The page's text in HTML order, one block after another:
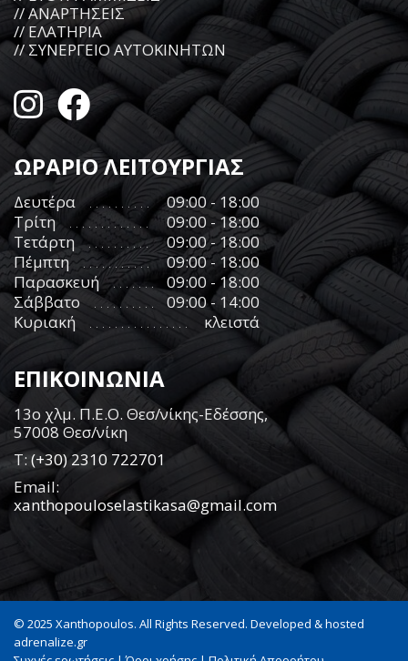
// ΑΝΑΡΤΗΣΕΙΣ
// ΕΛΑΤΗΡΙΑ
// ΣΥΝΕΡΓΕΙΟ ΑΥΤΟΚΙΝΗΤΩΝ
ΩΡΑΡΙΟ ΛΕΙΤΟΥΡΓΙΑΣ
Δευτέρα
09:00 - 18:00
Τρίτη
09:00 - 18:00
Τετάρτη
09:00 - 18:00
Πέμπτη
09:00 - 18:00
Παρασκευή
09:00 - 18:00
Σάββατο
09:00 - 14:00
Κυριακή
κλειστά
ΕΠΙΚΟΙΝΩΝΙΑ
13ο χλμ. Π.Ε.Ο. Θεσ/νίκης-Εδέσσης,
57008 Θεσ/νίκη
Τ:(+30) 2310 722701
Email:
xanthopouloselastikasa@gmail.com
© 2025 Xanthopoulos. All Rights Reserved. Developed & hosted
adrenalize.gr